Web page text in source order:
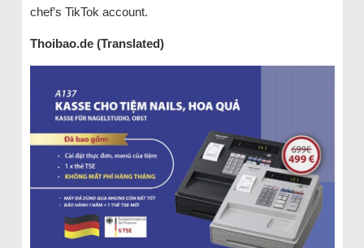
chef’s TikTok account.
Thoibao.de (Translated)